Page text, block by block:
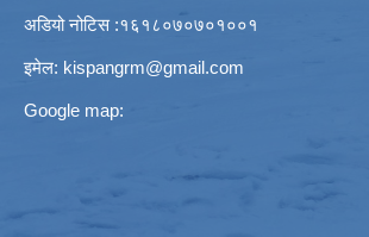
अडियो नोटिस ‌‍:१६१८०७०७०१००१
इमेल: kispangrm@gmail.com
Google map: